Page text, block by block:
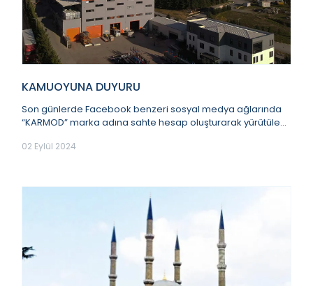
KAMUOYUNA DUYURU
Son günlerde Facebook benzeri sosyal medya ağlarında
“KARMOD” marka adına sahte hesap oluşturarak yürütülen
02 Eylül 2024